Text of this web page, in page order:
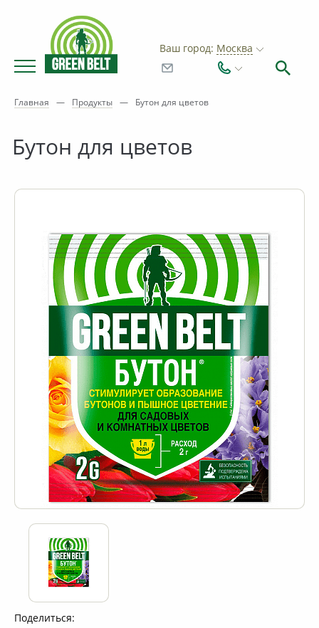
Ваш город: Москва
Главная — Продукты — Бутон для цветов
Бутон для цветов
Поделиться: